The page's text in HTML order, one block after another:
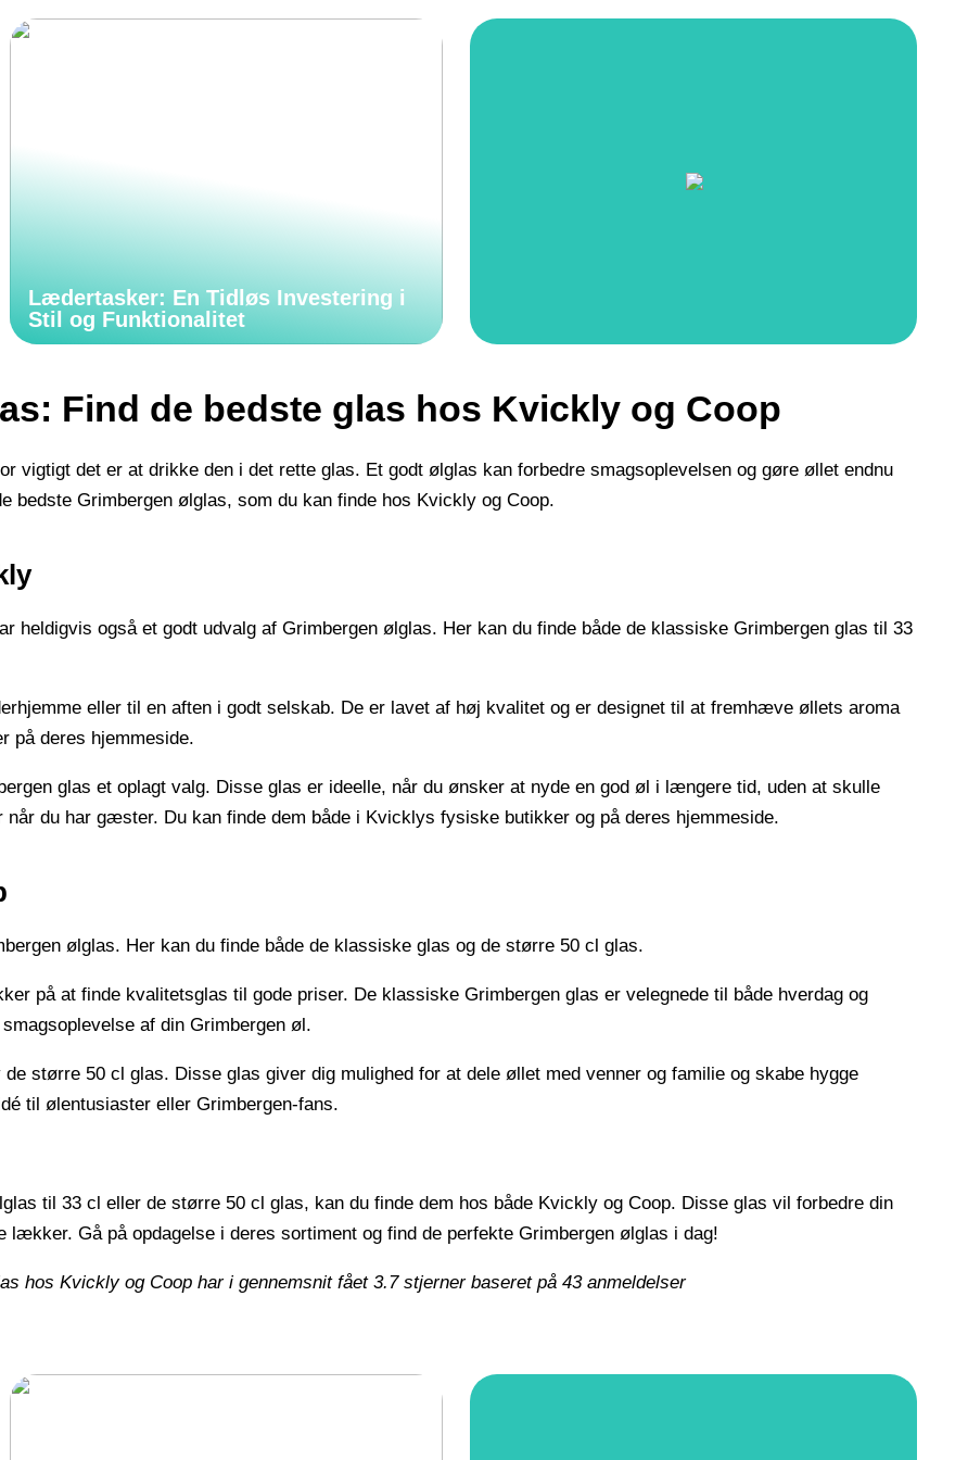
Lædertasker: En Tidløs Investering i
Stil og Funktionalitet
Find de bedste glas hos Kvickly og Coop
vigtigt det er at drikke den i det rette glas. Et godt ølglas kan forbedre smagsoplevelsen og gøre øllet endnu
Grimbergen ølglas, som du kan finde hos Kvickly og Coop.
heldigvis også et godt udvalg af Grimbergen ølglas. Her kan du finde både de klassiske Grimbergen glas til 33
eller til en aften i godt selskab. De er lavet af høj kvalitet og er designet til at fremhæve øllets aroma
på deres hjemmeside.
glas et oplagt valg. Disse glas er ideelle, når du ønsker at nyde en god øl i længere tid, uden at skulle
du har gæster. Du kan finde dem både i Kvicklys fysiske butikker og på deres hjemmeside.
ølglas. Her kan du finde både de klassiske glas og de større 50 cl glas.
på at finde kvalitetsglas til gode priser. De klassiske Grimbergen glas er velegnede til både hverdag og
af din Grimbergen øl.
større 50 cl glas. Disse glas giver dig mulighed for at dele øllet med venner og familie og skabe hygge
til ølentusiaster eller Grimbergen-fans.
til 33 cl eller de større 50 cl glas, kan du finde dem hos både Kvickly og Coop. Disse glas vil forbedre din
lækker. Gå på opdagelse i deres sortiment og find de perfekte Grimbergen ølglas i dag!
hos Kvickly og Coop har i gennemsnit fået 3.7stjerner baseret på 43anmeldelser